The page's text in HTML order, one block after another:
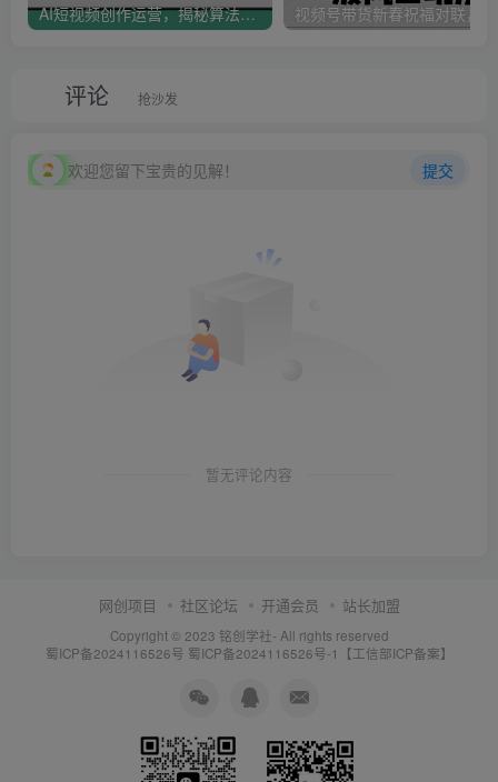
AI短视频创作运营，揭秘算法、文案创作与私域引流，助你掌握流量密码
评论 抢沙发
欢迎您留下宝贵的见解！ 提交
暂无评论内容
网创项目 社区论坛 开通会员 站长加盟
Copyright © 2023 铭创学社- All rights reserved
蜀ICP备2024116526号 蜀ICP备2024116526号-1【工信部ICP备案】